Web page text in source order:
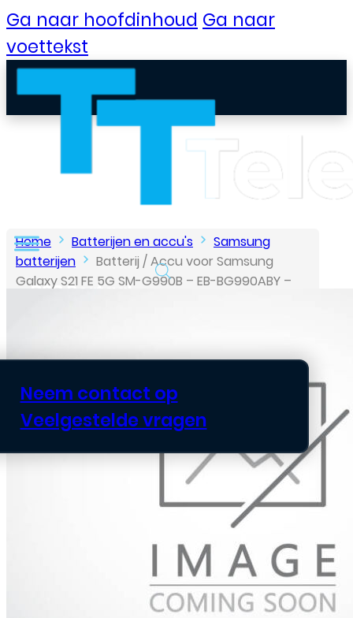
Ga naar hoofdinhoud Ga naar
voettekst
B2B Portaal
Neem contact op
Veelgestelde vragen
Home Batterijen en accu's
Samsung
batterijen
Batterij / Accu voor Samsung
Galaxy S21 FE 5G SM-G990B – EB-BG990ABY –